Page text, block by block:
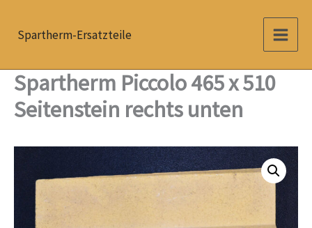
InhaltSpartherm-Ersatzteile
Spartherm Piccolo 465 x 510
Seitenstein rechts unten